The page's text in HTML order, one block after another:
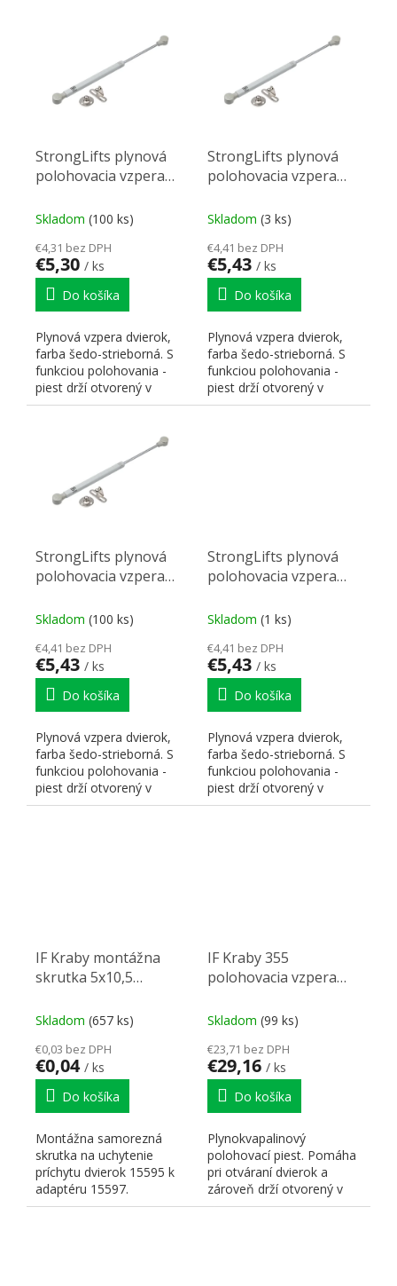
StrongLifts plynová
polohovacia vzpera
Skladom (100 ks)
€4,31 bez DPH
€5,30 / ks
Do košíka
Plynová vzpera dvierok,
farba šedo-strieborná. S
funkciou polohovania -
piest drží otvorený v
polohe, kde dvierka pri...
StrongLifts plynová
polohovacia vzpera
Skladom (3 ks)
€4,41 bez DPH
€5,43 / ks
Do košíka
Plynová vzpera dvierok,
farba šedo-strieborná. S
funkciou polohovania -
piest drží otvorený v
polohe, kde dvierka pri...
StrongLifts plynová
polohovacia vzpera
Skladom (100 ks)
€4,41 bez DPH
€5,43 / ks
Do košíka
Plynová vzpera dvierok,
farba šedo-strieborná. S
funkciou polohovania -
piest drží otvorený v
polohe, kde dvierka pri...
StrongLifts plynová
polohovacia vzpera
Skladom (1 ks)
€4,41 bez DPH
€5,43 / ks
Do košíka
Plynová vzpera dvierok,
farba šedo-strieborná. S
funkciou polohovania -
piest drží otvorený v
polohe, kde dvierka pri...
IF Kraby montážna
skrutka 5x10,5
Skladom (657 ks)
€0,03 bez DPH
€0,04 / ks
Do košíka
Montážna samorezná
skrutka na uchytenie
príchytu dvierok 15595 k
adaptéru 15597.
IF Kraby 355
polohovacia vzpera
Skladom (99 ks)
€23,71 bez DPH
€29,16 / ks
Do košíka
Plynokvapalinový
polohovací piest. Pomáha
pri otváraní dvierok a
zároveň drží otvorený v
rôznych pozíciách. K-push.